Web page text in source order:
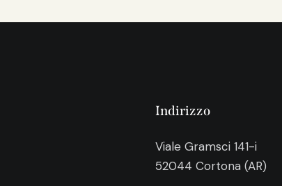
Indirizzo
Viale Gramsci 141-i
52044 Cortona (AR)